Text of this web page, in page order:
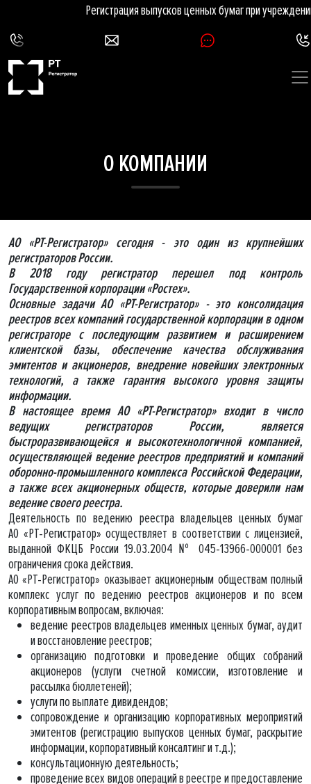
Регистрация выпусков ценных бумаг при учреждении
О КОМПАНИИ
АО «РТ-Регистратор» сегодня - это один из крупнейших
регистраторов России.
В 2018 году регистратор перешел под контроль
Государственной корпорации «Ростех».
Основные задачи АО «РТ-Регистратор» - это консолидация
реестров всех компаний государственной корпорации в одном
регистраторе с последующим развитием и расширением
клиентской базы, обеспечение качества обслуживания
эмитентов и акционеров, внедрение новейших электронных
технологий, а также гарантия высокого уровня защиты
информации.
В настоящее время АО «РТ-Регистратор» входит в число
ведущих регистраторов России, является
быстроразвивающейся и высокотехнологичной компанией,
осуществляющей ведение реестров предприятий и компаний
оборонно-промышленного комплекса Российской Федерации,
а также всех акционерных обществ, которые доверили нам
ведение своего реестра.
Деятельность по ведению реестра владельцев ценных бумаг
АО «РТ-Регистратор» осуществляет в соответствии с лицензией,
выданной ФКЦБ России 19.03.2004 № 045-13966-000001 без
ограничения срока действия.
АО «РТ-Регистратор» оказывает акционерным обществам полный
комплекс услуг по ведению реестров акционеров и по всем
корпоративным вопросам, включая:
ведение реестров владельцев именных ценных бумаг, аудит
и восстановление реестров;
организацию подготовки и проведение общих собраний
акционеров (услуги счетной комиссии, изготовление и
рассылка бюллетеней);
услуги по выплате дивидендов;
сопровождение и организацию корпоративных мероприятий
эмитентов (регистрацию выпусков ценных бумаг, раскрытие
информации, корпоративный консалтинг и т.д.);
консультационную деятельность;
проведение всех видов операций в реестре и предоставление